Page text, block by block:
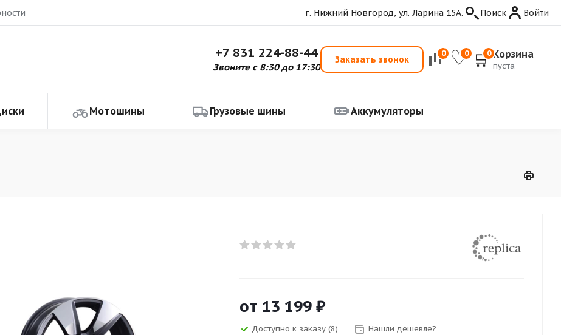
г. Нижний Новгород, ул. Ларина 15А. Поиск Войти
+7 831 224-88-44
Звоните с 8:30 до 17:30
Заказать звонок
0 0 0 Корзина
пуста
Мотошины Грузовые шины Аккумуляторы
от 13 199 ₽
Доступно к заказу (8)
Нашли дешевле?